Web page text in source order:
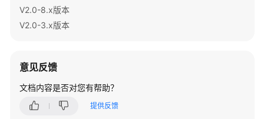
（集
数
库
V2.0-8.x版本
V2.0-3.x版本
意见反馈
文档内容是否对您有帮助？
提供反馈